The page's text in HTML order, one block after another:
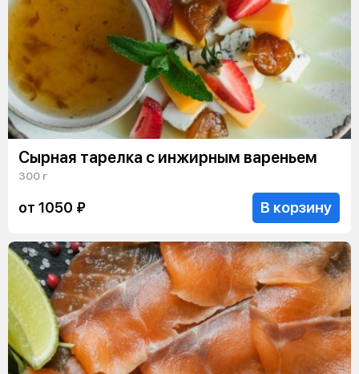
Сырная тарелка с инжирным вареньем
300 г
от 1050 ₽ В корзину